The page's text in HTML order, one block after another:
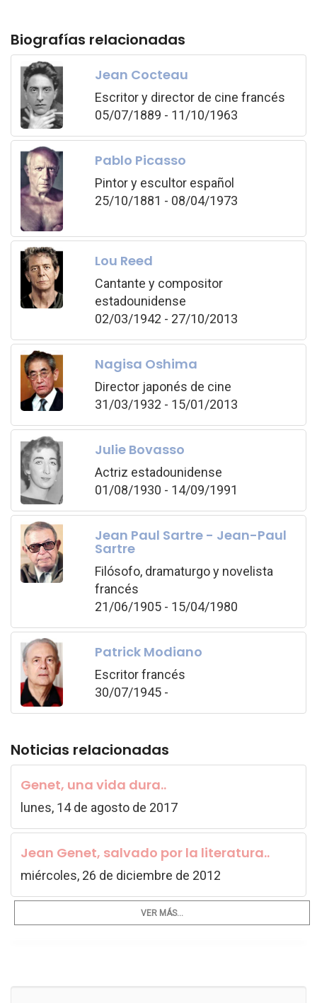
Biografías relacionadas
Jean Cocteau
Escritor y director de cine francés
05/07/1889 - 11/10/1963
Pablo Picasso
Pintor y escultor español
25/10/1881 - 08/04/1973
Lou Reed
Cantante y compositor
estadounidense
02/03/1942 - 27/10/2013
Nagisa Oshima
Director japonés de cine
31/03/1932 - 15/01/2013
Julie Bovasso
Actriz estadounidense
01/08/1930 - 14/09/1991
Jean Paul Sartre - Jean-Paul
Sartre
Filósofo, dramaturgo y novelista
francés
21/06/1905 - 15/04/1980
Patrick Modiano
Escritor francés
30/07/1945 -
Noticias relacionadas
Genet, una vida dura..
lunes, 14 de agosto de 2017
Jean Genet, salvado por la literatura..
miércoles, 26 de diciembre de 2012
VER MÁS...